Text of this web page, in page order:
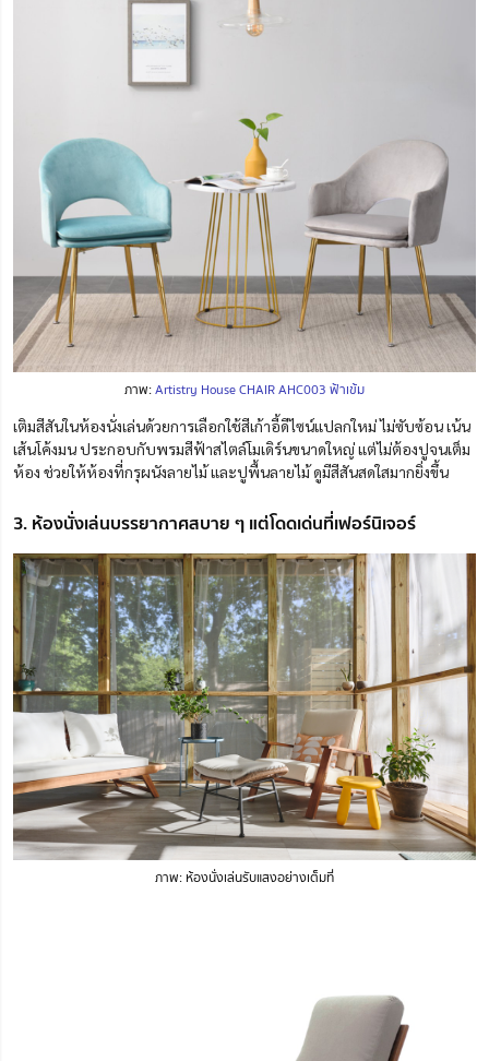
ภาพ:Artistry House CHAIR AHC003 ฟ้าเข้ม
เติมสีสันในห้องนั่งเล่นด้วยการเลือกใช้สีเก้าอี้ดีไซน์แปลกใหม่ ไม่ซับซ้อน เน้น
เส้นโค้งมน ประกอบกับพรมสีฟ้าสไตล์โมเดิร์นขนาดใหญ่ แต่ไม่ต้องปูจนเต็ม
ห้อง ช่วยให้ห้องที่กรุผนังลายไม้ และปูพื้นลายไม้ ดูมีสีสันสดใสมากยิ่งขึ้น
3. ห้องนั่งเล่นบรรยากาศสบาย ๆ แต่โดดเด่นที่เฟอร์นิเจอร์
ภาพ: ห้องนั่งเล่นรับแสงอย่างเต็มที่